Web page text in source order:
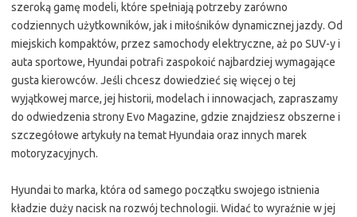
szeroką gamę modeli, które spełniają potrzeby zarówno
codziennych użytkowników, jak i miłośników dynamicznej jazdy. Od
miejskich kompaktów, przez samochody elektryczne, aż po SUV-y i
auta sportowe, Hyundai potrafi zaspokoić najbardziej wymagające
gusta kierowców. Jeśli chcesz dowiedzieć się więcej o tej
wyjątkowej marce, jej historii, modelach i innowacjach, zapraszamy
do odwiedzenia strony Evo Magazine, gdzie znajdziesz obszerne i
szczegółowe artykuły na temat Hyundaia oraz innych marek
motoryzacyjnych.
Hyundai to marka, która od samego początku swojego istnienia
kładzie duży nacisk na rozwój technologii. Widać to wyraźnie w jej